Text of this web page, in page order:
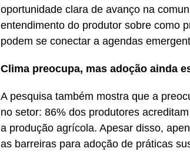
oportunidade clara de avanço na
entendimento do produtor sobre como
podem se conectar a agendas
Clima preocupa, mas adoção ainda
A pesquisa também mostra que a
no setor: 86% dos produtores
a produção agrícola. Apesar disso,
as barreiras para adoção de práticas